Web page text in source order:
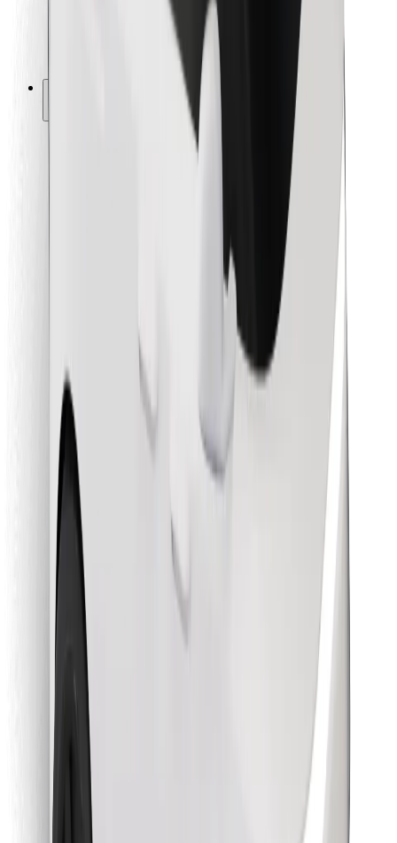
Para propietarios de flota
Bolt para empresas
Términos y Condiciones
¡Conseguí un viaje en minutos!
Descargar la app de Bolt
Encontrá tu comida favorita
Descargar la app de Bolt Food